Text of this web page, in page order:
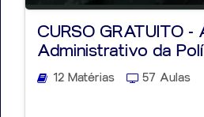
CURSO GRATUITO -
Administrativo da
12 Matérias 57 Aulas